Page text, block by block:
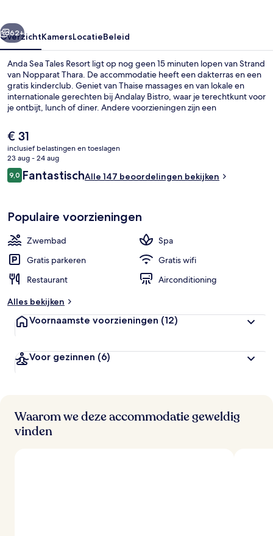
Volgende
62+
OverzichtKamersLocatieBeleid
Anda Sea Tales Resort ligt op nog geen 15 minuten lopen van Strand
van Nopparat Thara. De accommodatie heeft een dakterras en een
gratis kinderclub. Geniet van Thaise massages en van lokale en
internationale gerechten bij Andalay Bistro, waar je terechtkunt voor
je ontbijt, lunch of diner. Andere voorzieningen zijn een
De
huidige
prijs
is
€ 31
€ 31
inclusief belastingen en toeslagen
23 aug - 24 aug
Beoordelingen
9,09,0 op 10 –
FantastischAlle 147 beoordelingen bekijken
Populaire voorzieningen
Zwembad
Spa
Gratis parkeren
Gratis wifi
Restaurant
Airconditioning
Alles bekijken
Voornaamste voorzieningen (12)
Voor gezinnen (6)
Waarom we deze accommodatie geweldig
vinden